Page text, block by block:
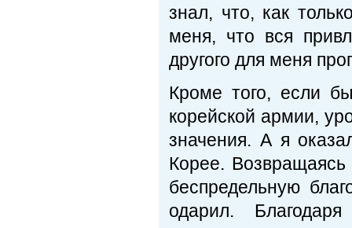
знал, что, как
меня, что вся
другого для меня
Кроме того, если
корейской армии,
значения. А я
Корее.
беспредельную
одарил.